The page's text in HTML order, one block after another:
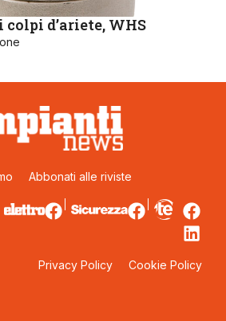
d’ariete, WHS
Abbonati alle riviste
Privacy Policy Cookie Policy